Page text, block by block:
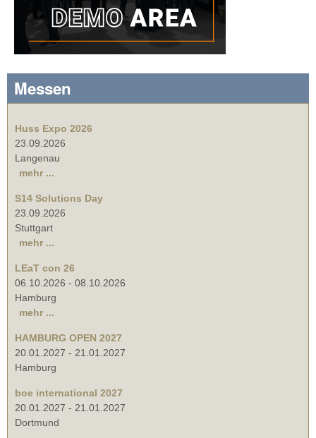
Messen
Huss Expo 2026
23.09.2026
Langenau
mehr ...
S14 Solutions Day
23.09.2026
Stuttgart
mehr ...
LEaT con 26
06.10.2026 - 08.10.2026
Hamburg
mehr ...
HAMBURG OPEN 2027
20.01.2027 - 21.01.2027
Hamburg
boe international 2027
20.01.2027 - 21.01.2027
Dortmund